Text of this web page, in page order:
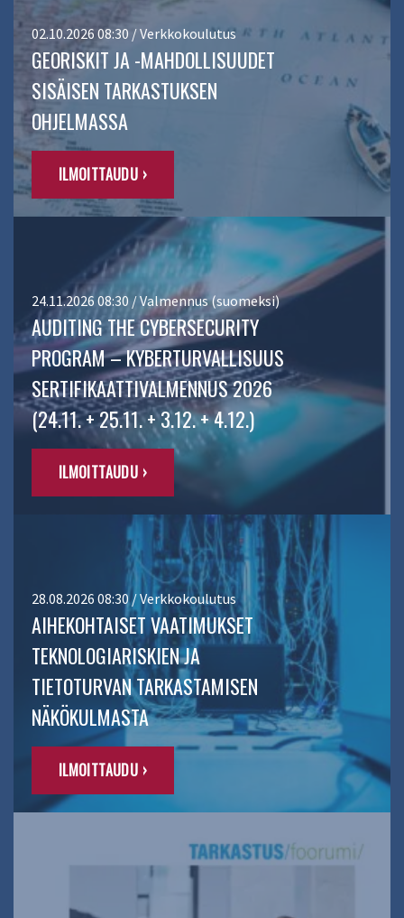
02.10.2026 08:30 / Verkkokoulutus
GEORISKIT JA -MAHDOLLISUUDET
SISÄISEN TARKASTUKSEN
OHJELMASSA
ILMOITTAUDU ›
24.11.2026 08:30 / Valmennus (suomeksi)
AUDITING THE CYBERSECURITY
PROGRAM – KYBERTURVALLISUUS
SERTIFIKAATTIVALMENNUS 2026
(24.11. + 25.11. + 3.12. + 4.12.)
ILMOITTAUDU ›
28.08.2026 08:30 / Verkkokoulutus
AIHEKOHTAISET VAATIMUKSET
TEKNOLOGIARISKIEN JA
TIETOTURVAN TARKASTAMISEN
NÄKÖKULMASTA
ILMOITTAUDU ›